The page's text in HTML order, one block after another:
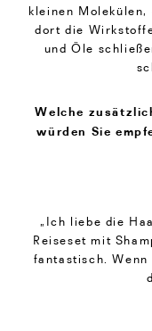
kleinen
dort die
und Öle
Welche
würden Sie
„Ich liebe die
Reiseset mit
fantastisch.